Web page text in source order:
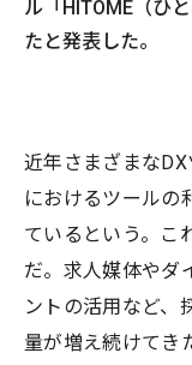
ル「HITOME（ひ
たと発表した。
近年さまざまな
におけるツールの
ているという。こ
だ。求人媒体やダ
ントの活用など、
量が増え続けてき